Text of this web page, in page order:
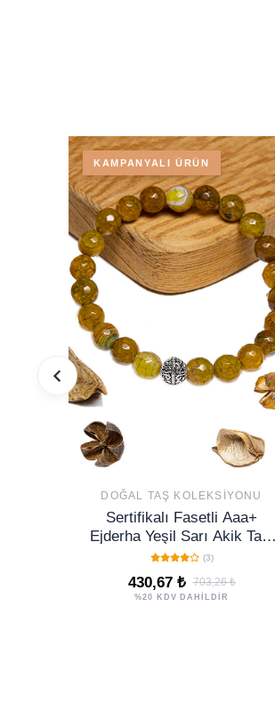
KAMPANYALI ÜRÜN
DOĞAL TAŞ KOLEKSIYONU
Sertifikalı Fasetli Aaa+
Ejderha Yeşil Sarı Akik Taşı
Bileklik - Gümüş Aparatlı
(3)
430,67 ₺ 703,26 ₺
%20 KDV DAHİLDİR